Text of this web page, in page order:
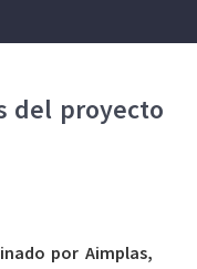
del proyecto
por Aimplas,